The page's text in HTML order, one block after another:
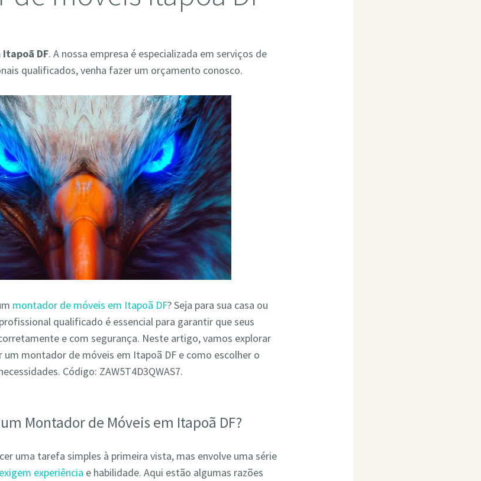
DF. A nossa empresa é especializada em serviços de
qualificados, venha fazer um orçamento conosco.
montador de móveis em Itapoã DF? Seja para sua casa ou
qualificado é essencial para garantir que seus
e com segurança. Neste artigo, vamos explorar
montador de móveis em Itapoã DF e como escolher o
Código: ZAW5T4D3QWAS7.
Montador de Móveis em Itapoã DF?
uma tarefa simples à primeira vista, mas envolve uma série
exigem experiência e habilidade. Aqui estão algumas razões